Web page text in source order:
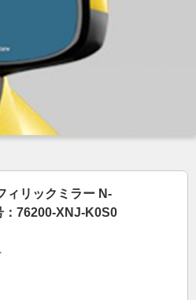
ィリックミラー N-
76200-XNJ-K0S0